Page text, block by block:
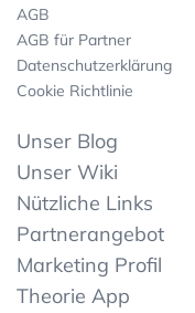
AGB
AGB für Partner
Datenschutzerklärung
Cookie Richtlinie
Unser Blog
Unser Wiki
Nützliche Links
Partnerangebot
Marketing Profil
Theorie App